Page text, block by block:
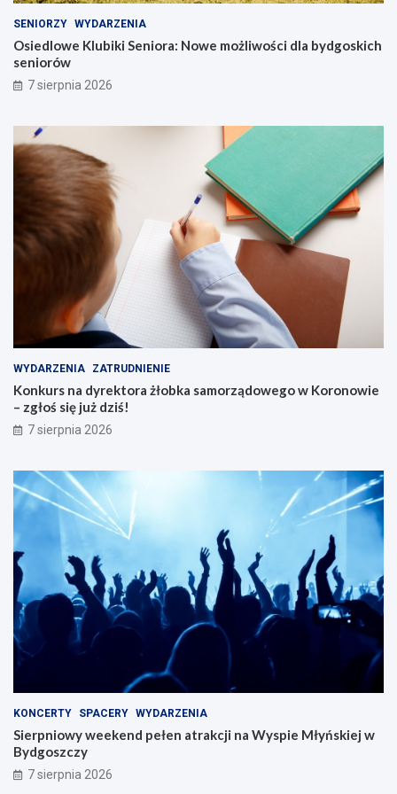
y
g
a
n
g
!
l
a
b
y
d
g
i
c
n
SENIORZY WYDARZENIA
Osiedlowe Klubiki Seniora: Nowe możliwości dla bydgoskich
seniorów
7 sierpnia 2026
WYDARZENIA ZATRUDNIENIE
Konkurs na dyrektora żłobka samorządowego w Koronowie
– zgłoś się już dziś!
7 sierpnia 2026
KONCERTY SPACERY WYDARZENIA
Sierpniowy weekend pełen atrakcji na Wyspie Młyńskiej w
Bydgoszczy
7 sierpnia 2026